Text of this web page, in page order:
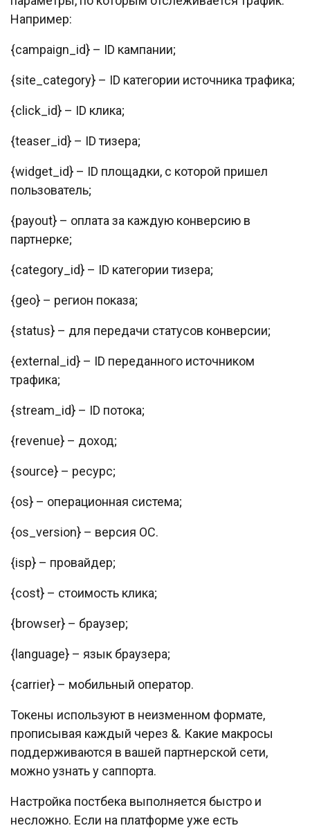
Например:
{campaign_id} – ID кампании;
{site_category} – ID категории источника трафика;
{click_id} – ID клика;
{teaser_id} – ID тизера;
{widget_id} – ID площадки, с которой пришел
пользователь;
{payout} – оплата за каждую конверсию в
партнерке;
{category_id} – ID категории тизера;
{geo} – регион показа;
{status} – для передачи статусов конверсии;
{external_id} – ID переданного источником
трафика;
{stream_id} – ID потока;
{revenue} – доход;
{source} – ресурс;
{os} – операционная система;
{os_version} – версия ОС.
{isp} – провайдер;
{cost} – стоимость клика;
{browser} – браузер;
{language} – язык браузера;
{carrier} – мобильный оператор.
Токены используют в неизменном формате,
прописывая каждый через &. Какие макросы
поддерживаются в вашей партнерской сети,
можно узнать у саппорта.
Настройка постбека выполняется быстро и
несложно. Если на платформе уже есть